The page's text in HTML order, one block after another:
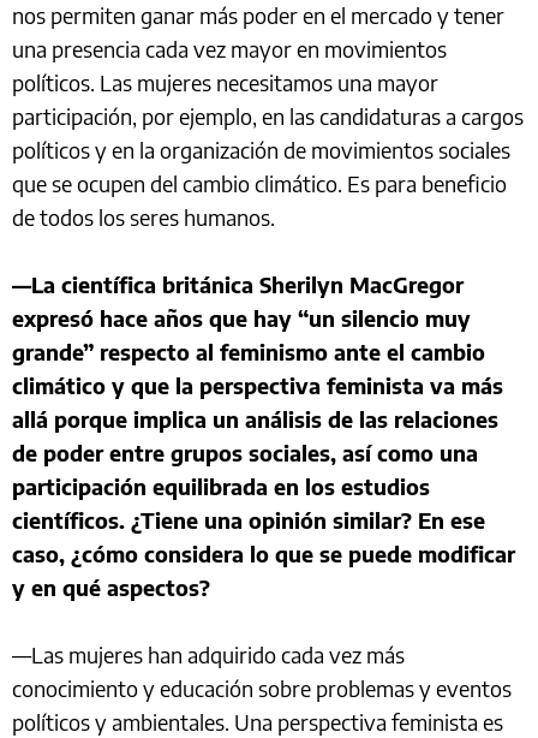
nos permiten ganar más poder en el mercado y tener
una presencia cada vez mayor en movimientos
políticos. Las mujeres necesitamos una mayor
participación, por ejemplo, en las candidaturas a cargos
políticos y en la organización de movimientos sociales
que se ocupen del cambio climático. Es para beneficio
de todos los seres humanos.
—La científica británica Sherilyn MacGregor
expresó hace años que hay “un silencio muy
grande” respecto al feminismo ante el cambio
climático y que la perspectiva feminista va más
allá porque implica un análisis de las relaciones
de poder entre grupos sociales, así como una
participación equilibrada en los estudios
científicos. ¿Tiene una opinión similar? En ese
caso, ¿cómo considera lo que se puede modificar
y en qué aspectos?
—Las mujeres han adquirido cada vez más
conocimiento y educación sobre problemas y eventos
políticos y ambientales. Una perspectiva feminista es